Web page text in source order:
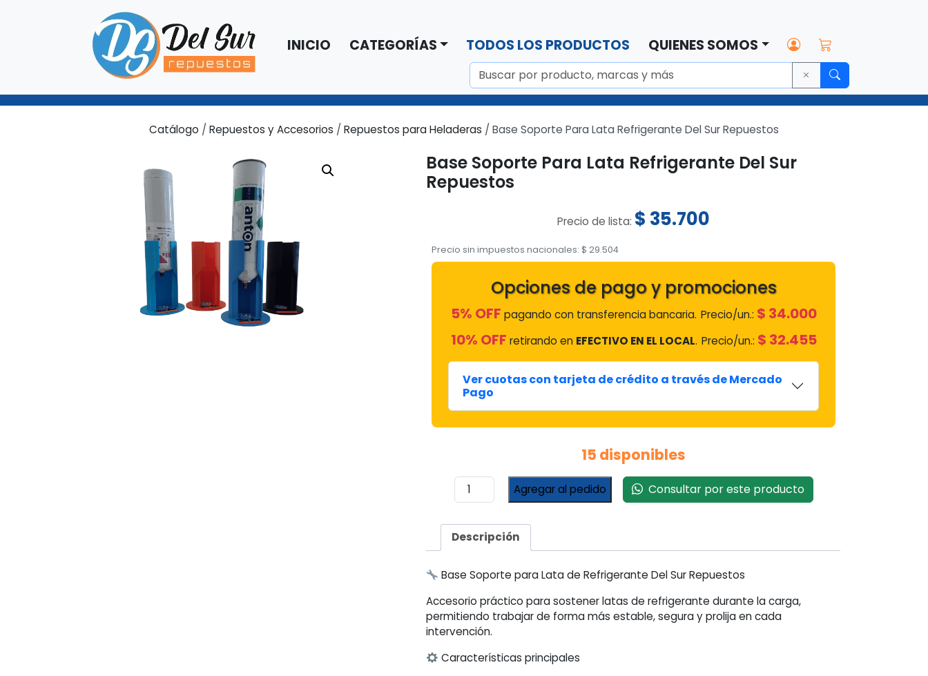
INICIO CATEGORÍAS TODOS LOS PRODUCTOS QUIENES SOMOS
Catálogo / Repuestos y Accesorios / Repuestos para Heladeras / Base Soporte Para Lata Refrigerante Del Sur Repuestos
Base Soporte Para Lata Refrigerante Del Sur
Repuestos
Precio de lista: $ 35.700
Precio sin impuestos nacionales:$ 29.504
Opciones de pago y promociones
5% OFF pagando con transferencia bancaria. Precio/un.: $ 34.000
10% OFF retirando en EFECTIVO EN EL LOCAL. Precio/un.: $ 32.455
Ver cuotas con tarjeta de crédito a través de Mercado
Pago
15 disponibles
Base
Soporte
Lata
Refrigerante
Sur
cantidad
Agregar al pedido Consultar por este producto
Descripción
Base Soporte para Lata de Refrigerante Del Sur Repuestos
Accesorio práctico para sostener latas de refrigerante durante la carga,
permitiendo trabajar de forma más estable, segura y prolija en cada
intervención.
Características principales